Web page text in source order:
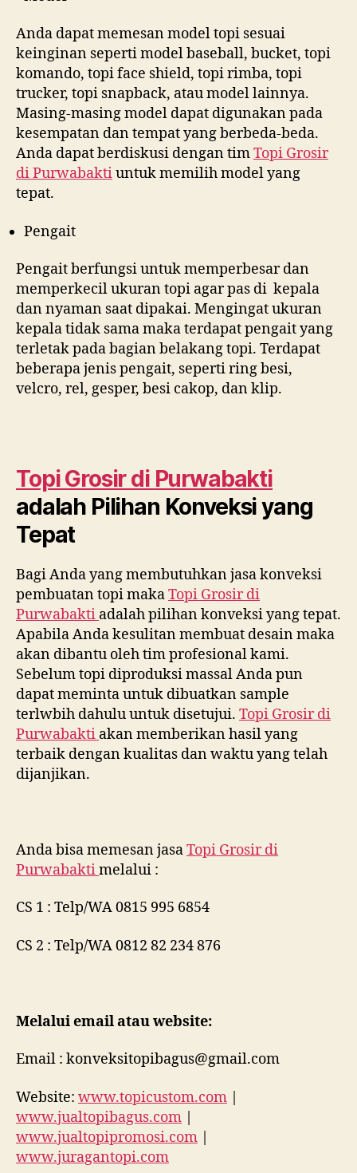
Anda dapat memesan model topi sesuai
keinginan seperti model baseball, bucket, topi
komando, topi face shield, topi rimba, topi
trucker, topi snapback, atau model lainnya.
Masing-masing model dapat digunakan pada
kesempatan dan tempat yang berbeda-beda.
Anda dapat berdiskusi dengan timTopi Grosir
diPurwabaktiuntuk memilih model yang
tepat.
Pengait
Pengait berfungsi untuk memperbesar dan
memperkecil ukuran topi agar pas di kepala
dan nyaman saat dipakai. Mengingat ukuran
kepala tidak sama maka terdapat pengait yang
terletak pada bagian belakang topi. Terdapat
beberapa jenis pengait, seperti ring besi,
velcro, rel, gesper, besi cakop, dan klip.
Topi Grosir di Purwabakti
adalah Pilihan Konveksi yang
Tepat
Bagi Anda yang membutuhkan jasa konveksi
pembuatan topi makaTopi Grosir di
Purwabakti adalah pilihan konveksi yang tepat.
Apabila Anda kesulitan membuat desain maka
akan dibantu oleh tim profesional kami.
Sebelum topi diproduksi massal Anda pun
dapat meminta untuk dibuatkan sample
terlwbih dahulu untuk disetujui. Topi Grosir di
Purwabakti akan memberikan hasil yang
terbaik dengan kualitas dan waktu yang telah
dijanjikan.
Anda bisa memesan jasaTopi Grosir di
Purwabaktimelalui :
CS 1 : Telp/WA 0815 995 6854
CS 2 : Telp/WA 0812 82 234 876
Melalui email atau website:
Email : konveksitopibagus@gmail.com
Website: www.topicustom.com |
www.jualtopibagus.com |
www.jualtopipromosi.com |
www.juragantopi.com